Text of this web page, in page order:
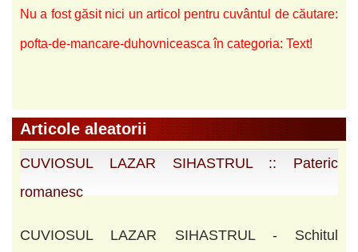
Nu a fost găsit nici un articol pentru cuvântul de căutare:
pofta-de-mancare-duhovniceasca în categoria: Text!
Articole aleatorii
CUVIOSUL LAZAR SIHASTRUL :: Pateric
romanesc
CUVIOSUL LAZAR SIHASTRUL - Schitul